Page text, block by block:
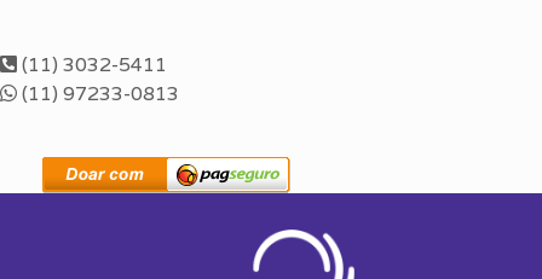
(11) 3032-5411
(11) 97233-0813